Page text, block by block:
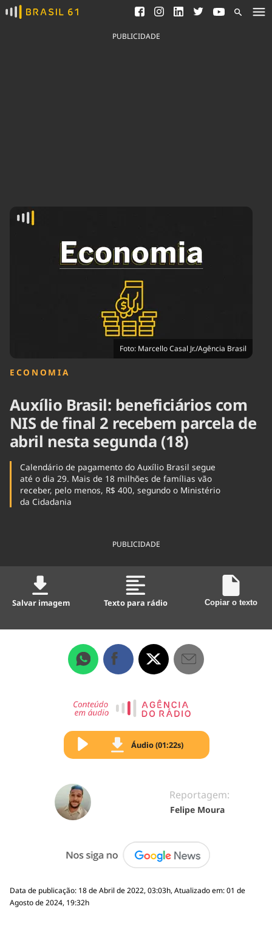
Ver todas as notícias
Saneamento
Indicadores
Agronegócios
Economia
Educação
Infraestrutura
Internacional
Podcast
Política
Saúde
PUBLICIDADE
Foto: Marcello Casal Jr./Agência Brasil
ECONOMIA
Auxílio Brasil: beneficiários com
NIS de final 2 recebem parcela de
abril nesta segunda (18)
Calendário de pagamento do Auxílio Brasil segue
até o dia 29. Mais de 18 milhões de famílias vão
receber, pelo menos, R$ 400, segundo o Ministério
da Cidadania
PUBLICIDADE
Salvar imagem Texto para rádio Copiar o texto
Áudio (01:22s)
Reportagem:
Felipe Moura
Data de publicação: 18 de Abril de 2022, 03:03h, Atualizado em: 01 de
Agosto de 2024, 19:32h